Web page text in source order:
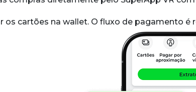
os cartões na wallet. O fluxo de pagamento é